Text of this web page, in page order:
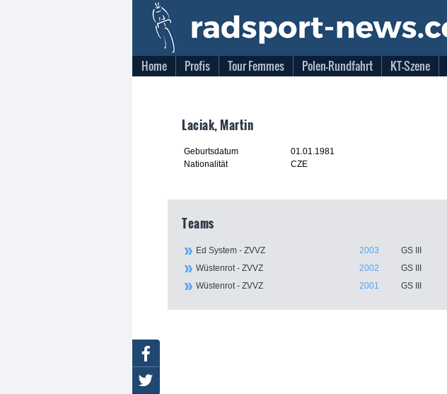
Home Profis Tour Femmes Polen-Rundfahrt KT-Szene
Laciak, Martin
Geburtsdatum
01.01.1981
Nationalität
CZE
Teams
Ed System - ZVVZ 2003
GS III
Wüstenrot - ZVVZ
2002
GS III
Wüstenrot - ZVVZ
2001 GS III